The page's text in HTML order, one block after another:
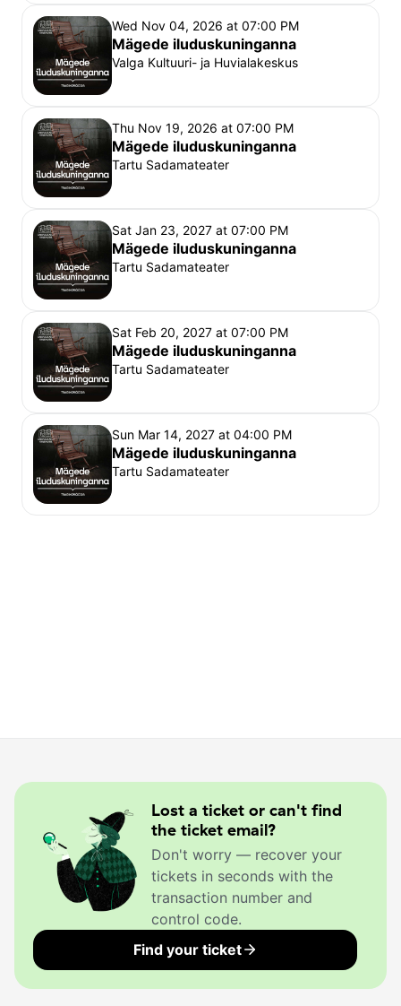
Sadamateater on väga eriline teatrimaja – sageli on
etenduse käigus kasutusel terve hoone ning kõik
saali sissepääsud, mistõttu etenduse ajal etendusse
saali ei pääse. Et Vanemuise teater peab oma
publikust lugu, algavad etendused täpselt piletil
näidatud ajal ning hilinenud külastajad kahjuks sel
õhtul etendusest osa ei saa. Samuti ei kompenseeri
teater hilinemise tõttu kasutamata jäänud pileteid.
Soovitame varuda piisavalt aega teatrisse tulekuks,
piletikontrolliks ja istekoha leidmiseks ning soovime
teile teatrielamust!
Rahvusteater Vanemuine
Wed Nov 04, 2026 at 07:00 PM
Mägede iluduskuninganna
Valga Kultuuri- ja Huvialakeskus
Thu Nov 19, 2026 at 07:00 PM
Mägede iluduskuninganna
Tartu Sadamateater
Sat Jan 23, 2027 at 07:00 PM
Mägede iluduskuninganna
Tartu Sadamateater
Sat Feb 20, 2027 at 07:00 PM
Mägede iluduskuninganna
Tartu Sadamateater
Sun Mar 14, 2027 at 04:00 PM
Mägede iluduskuninganna
Tartu Sadamateater
Lost a ticket or can't find
the ticket email?
Don't worry — recover your
tickets in seconds with the
transaction number and
control code.
Find your ticket